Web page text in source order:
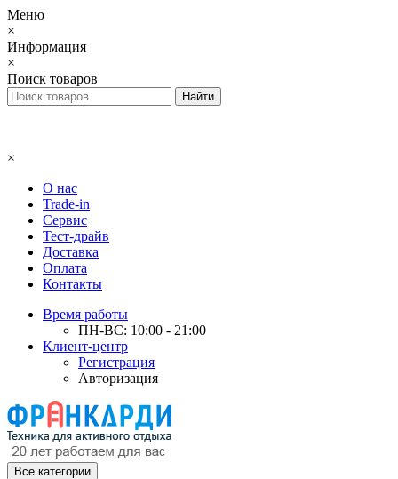
Меню
×
Информация
×
Поиск товаров
×
О нас
Trade-in
Сервис
Тест-драйв
Доставка
Оплата
Контакты
Время работы
ПН-ВС: 10:00 - 21:00
Клиент-центр
Регистрация
Авторизация
Все категории